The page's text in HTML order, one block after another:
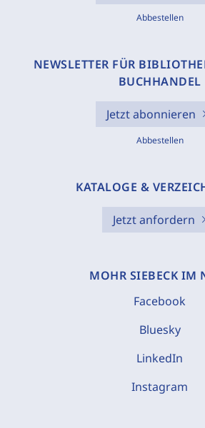
Abbestellen
NEWSLETTER FÜR
BUCHHANDEL
Jetzt abonnieren
Abbestellen
KATALOGE &
Jetzt anfordern
MOHR SIEBECK IM
Facebook
Bluesky
LinkedIn
Instagram